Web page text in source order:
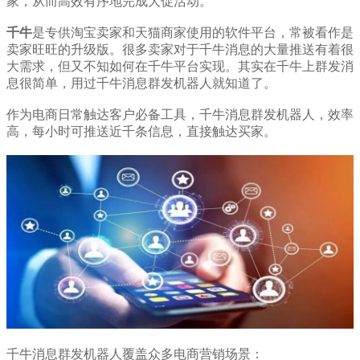
千牛是专供淘宝卖家和天猫商家使用的软件平台，常被看作是
卖家旺旺的升级版。很多卖家对于千牛消息的大量推送有着很
大需求，但又不知如何在千牛平台实现。其实在千牛上群发消
息很简单，用过千牛消息群发机器人就知道了。
作为电商日常触达客户必备工具，千牛消息群发机器人，效率
高，每小时可推送近千条信息，直接触达买家。
千牛消息群发机器人覆盖众多电商营销场景：